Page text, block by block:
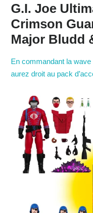
G.I. Joe
Crimson
Major Bludd
En commandant la
aurez droit au pack